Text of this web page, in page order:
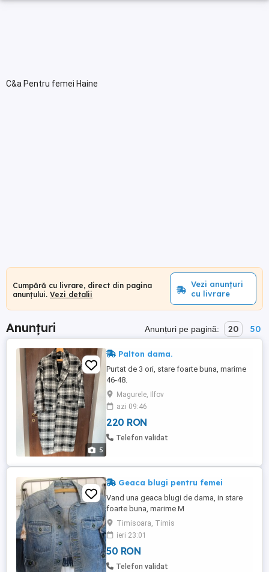
C&a Pentru femei Haine
Cumpără cu livrare, direct din pagina
anunțului. Vezi detalii
Vezi anunțuri
cu livrare
Anunțuri Anunțuri pe pagină: 20 50
5
Palton dama.
Purtat de 3 ori, stare foarte buna, marime
46-48.
Magurele, Ilfov
azi 09:46
220 RON
Telefon validat
Geaca blugi pentru femei
Vand una geaca blugi de dama, in stare
foarte buna, marime M
Timisoara, Timis
ieri 23:01
50 RON
Telefon validat